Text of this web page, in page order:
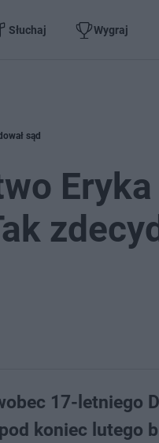
Słuchaj Wygraj
sąd
17-letniego
koniec lutego